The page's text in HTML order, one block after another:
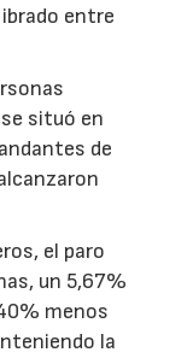
entre
situó en
de
el paro
un 5,67%
menos
la